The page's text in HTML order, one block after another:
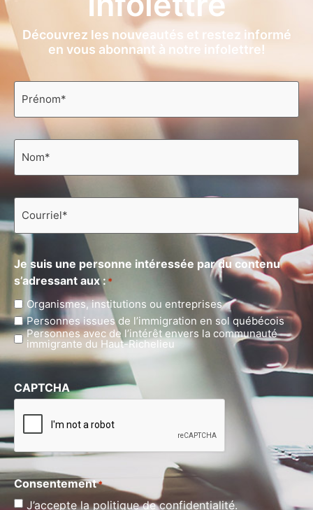
Découvrez les nouveautés et restez informé
en vous abonnant à notre infolettre!
Prénom
Nom
Courriel
Je suis une personne intéressée par du contenu
s’adressant aux : *
Organismes, institutions ou entreprises
Personnes issues de l’immigration en sol québécois
Personnes avec de l’intérêt envers la communauté
immigrante du Haut-Richelieu
CAPTCHA
Consentement*
J’accepte la politique de confidentialité.